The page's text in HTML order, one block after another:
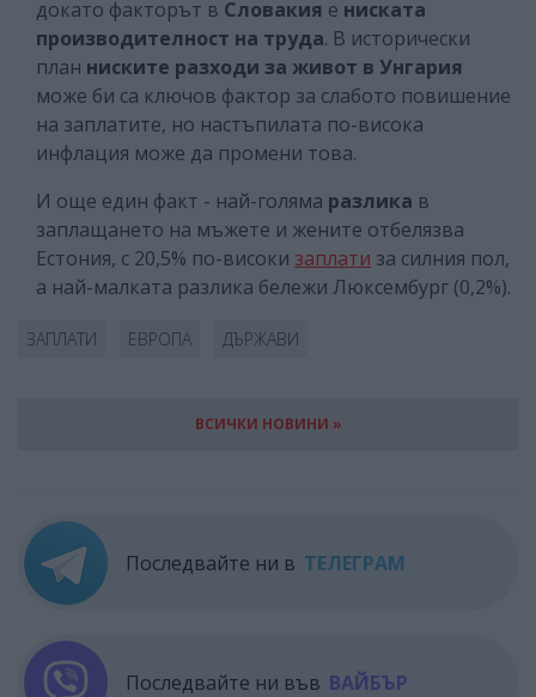
докато факторът в Словакия е ниската
производителност на труда. В исторически
план ниските разходи за живот в Унгария
може би са ключов фактор за слабото повишение
на заплатите, но настъпилата по-висока
инфлация може да промени това.
И още един факт - най-голяма разлика в
заплащането на мъжете и жените отбелязва
Естония, с 20,5% по-високи заплати за силния пол,
а най-малката разлика бележи Люксембург (0,2%).
ЗАПЛАТИ ЕВРОПА ДЪРЖАВИ
ВСИЧКИ НОВИНИ »
Последвайте ни в ТЕЛЕГРАМ
Последвайте ни във ВАЙБЪР